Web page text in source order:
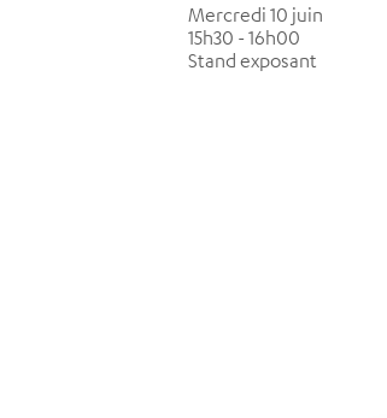
Mercredi 10 juin
15h30 - 16h00
Stand exposant